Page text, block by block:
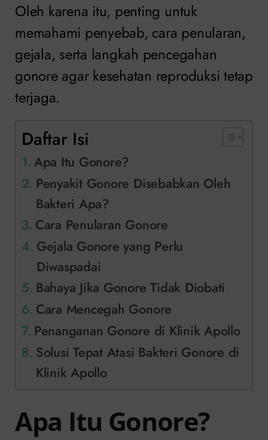
Oleh karena itu, penting untuk
memahami penyebab, cara penularan,
gejala, serta langkah pencegahan
gonore agar kesehatan reproduksi tetap
terjaga.
Daftar Isi
Apa Itu Gonore?
Penyakit Gonore Disebabkan Oleh
Bakteri Apa?
Cara Penularan Gonore
Gejala Gonore yang Perlu
Diwaspadai
Bahaya Jika Gonore Tidak Diobati
Cara Mencegah Gonore
Penanganan Gonore di Klinik Apollo
Solusi Tepat Atasi Bakteri Gonore di
Klinik Apollo
Apa Itu Gonore?